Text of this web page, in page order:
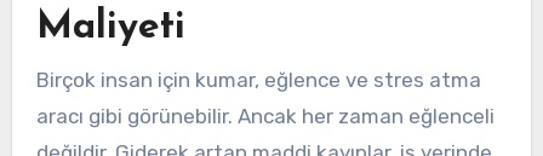
Maliyeti
Birçok insan için kumar, eğlence ve stres atma
aracı gibi görünebilir. Ancak her zaman eğlenceli